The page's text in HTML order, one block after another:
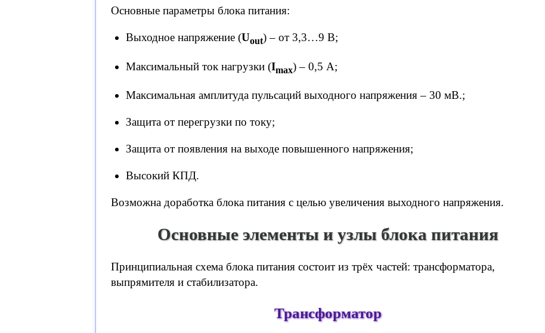
Основные параметры блока питания:
Выходное напряжение (Uout) – от 3,3…9 В;
Максимальный ток нагрузки (Imax) – 0,5 A;
Максимальная амплитуда пульсаций выходного напряжения – 30 мВ.;
Защита от перегрузки по току;
Защита от появления на выходе повышенного напряжения;
Высокий КПД.
Возможна доработка блока питания с целью увеличения выходного напряжения.
Основные элементы и узлы блока питания
Принципиальная схема блока питания состоит из трёх частей: трансформатора,
выпрямителя и стабилизатора.
Трансформатор